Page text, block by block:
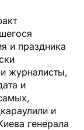
и праздника
журналисты,
и
и
генерала